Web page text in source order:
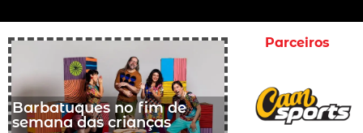
Barbatuques no fim de
semana das crianças
Parceiros